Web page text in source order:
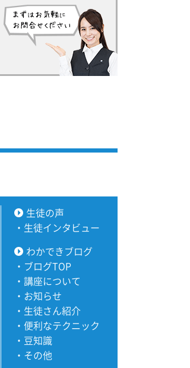
生徒の声
・ 生徒インタビュー
わかできブログ
・ ブログTOP
・ 講座について
・ お知らせ
・ 生徒さん紹介
・ 便利なテクニック
・ 豆知識
・ その他